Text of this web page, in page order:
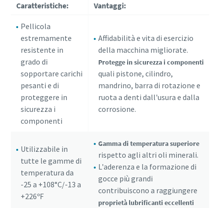
Caratteristiche: Vantaggi:
Pellicola
estremamente
resistente in
grado di
sopportare carichi
pesanti e di
proteggere in
sicurezza i
componenti
Affidabilità e vita di esercizio
della macchina migliorate.
Protegge in sicurezza i componenti
quali pistone, cilindro,
mandrino, barra di rotazione e
ruota a denti dall'usura e dalla
corrosione.
Utilizzabile in
tutte le gamme di
temperatura da
-25 a +108°C/-13 a
+226ºF
Gamma di temperatura superiore
rispetto agli altri oli minerali.
L'aderenza e la formazione di
gocce più grandi
contribuiscono a raggiungere
proprietà lubrificanti eccellenti